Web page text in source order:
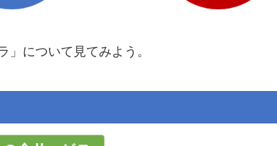
について見てみよう。